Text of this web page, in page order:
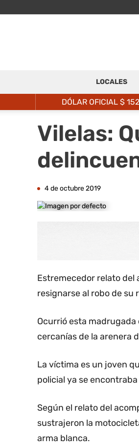
LOCALES
DÓLAR OFICIAL $
Vilelas:
4 de octubre 2019
Estremecedor relato del
resignarse al robo de su
Ocurrió esta madrugada
cercanías de la arenera
La víctima es un joven
policial ya se
Según el relato del
sustrajeron la
arma blanca.